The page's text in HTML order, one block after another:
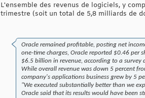
L'ensemble des revenus de logiciels, y
trimestre (soit un total de 5,8 milliards de
Oracle remained profitable, posting net
one-time charges, Oracle reported $0.46 per
$6.5 billion in revenue, according to a survey
While overall revenue was down 5 percent
company's applications business grew by 5
"We executed substantially better than we
Oracle said that its results would have been